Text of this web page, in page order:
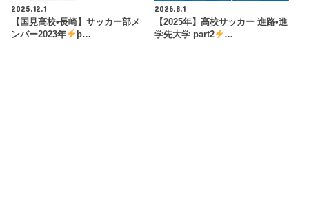
2025.12.1
【国見高校•長崎】サッカー部メ
ンバー2023年
þ…
2026.8.1
【2025年】高校サッカー 進路•進
学先大学 part2
…